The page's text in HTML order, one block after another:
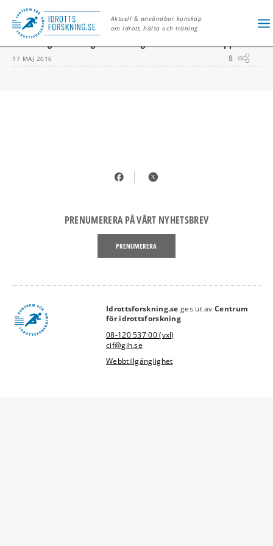
Aktuell & användbar kunskap
om idrott, hälsa och träning
Forskning om tävlingsbanan ska ge säkrare motionslopp
17 MAJ 2016 8
PRENUMERERA PÅ VÅRT NYHETSBREV
PRENUMERERA
link Idrottsforskning.se ges ut avCentrum
för idrottsforskning
08-120 537 00 (vxl)
cif@gih.se
Webbtillgänglighet